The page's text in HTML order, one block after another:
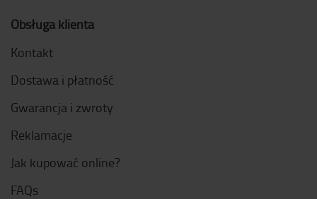
Obsługa klienta
Kontakt
Dostawa i płatność
Gwarancja i zwroty
Reklamacje
Jak kupować online?
FAQs